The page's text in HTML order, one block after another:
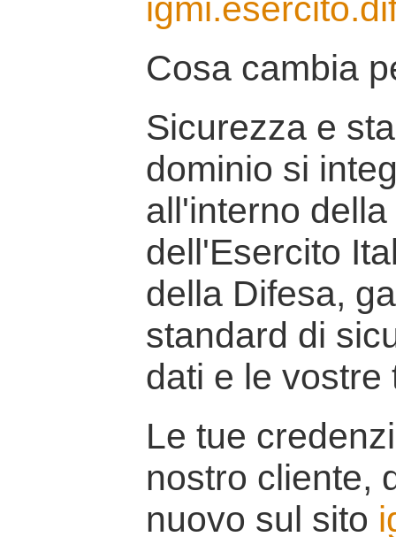
Cosa cambia
Sicurezza e
dominio si
all'interno
dell'Esercito
della Difesa,
standard di
dati e le vostre
Le tue
nostro cliente,
nuovo sul sito